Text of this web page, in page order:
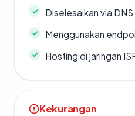
Diselesaikan via
Menggunakan
Hosting di jaringan
Kekurangan